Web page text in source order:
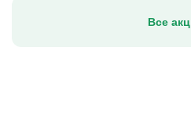
Все